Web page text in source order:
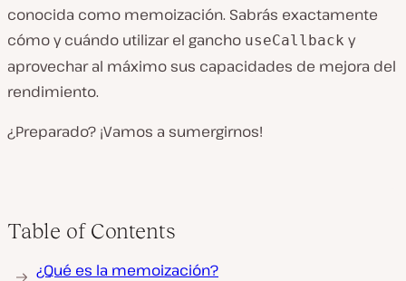
conocida como memoización. Sabrás exactamente
cómo y cuándo utilizar el gancho useCallback y
aprovechar al máximo sus capacidades de mejora del
rendimiento.
¿Preparado? ¡Vamos a sumergirnos!
Table of Contents
¿Qué es la memoización?